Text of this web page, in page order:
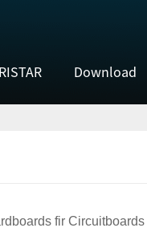
Download
fir